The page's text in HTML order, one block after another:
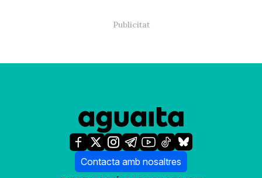
Contacta amb nosaltres